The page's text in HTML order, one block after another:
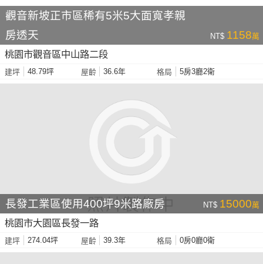
觀音新坡正市區稀有5米5大面寬孝親
房透天
NT$ 1158萬
桃園市觀音區中山路二段
建坪 48.79坪 屋齡 36.6年 格局 5房3廳2衛
長發工業區使用400坪9米路廠房 NT$ 15000萬
桃園市大園區長發一路
建坪 274.04坪 屋齡 39.3年 格局 0房0廳0衛